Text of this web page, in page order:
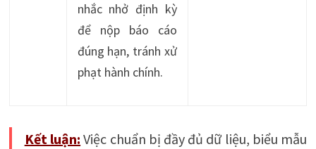
nhắc nhở định kỳ
để nộp báo cáo
đúng hạn, tránh xử
phạt hành chính.
Kết luận: Việc chuẩn bị đầy đủ dữ liệu, biểu mẫu